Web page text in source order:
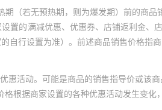
期（若无预热期，则为爆发期）前的
置的满减优惠、优惠券、店铺返利金
行设置为准）。前述商品销售价格指
活动。可能是商品的销售指导价或该
根据商家设置的各种优惠活动发生变化